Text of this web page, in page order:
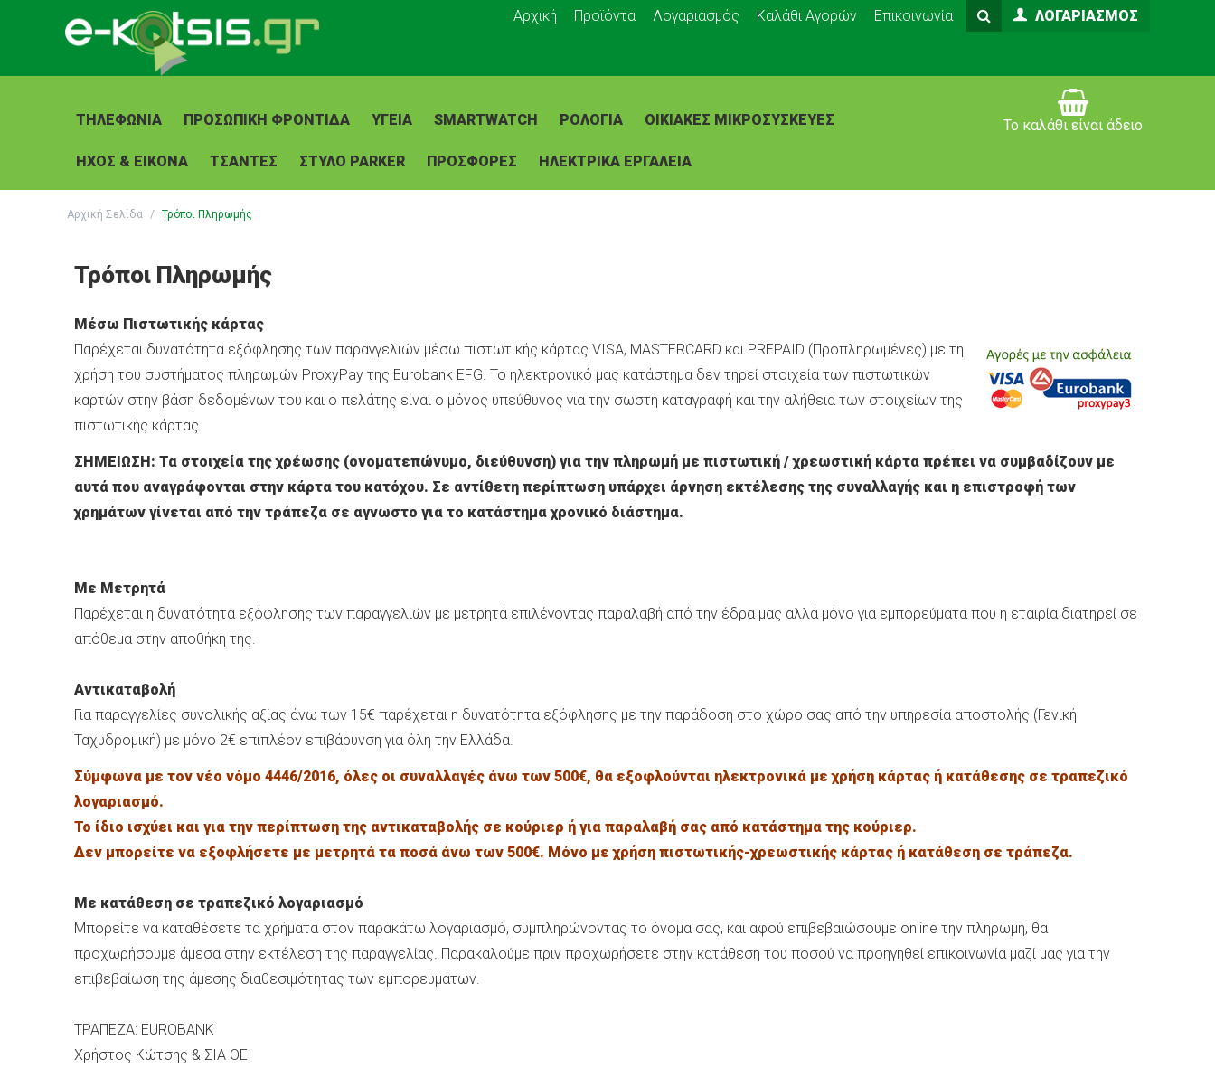
ΛΟΓΑΡΙΑΣΜΌΣ
Αρχική Προϊόντα Λογαριασμός Καλάθι Αγορών Επικοινωνία
ΤΗΛΕΦΩΝΊΑ ΠΡΟΣΩΠΙΚΉ ΦΡΟΝΤΊΔΑ ΥΓΕΊΑ SMARTWATCH ΡΟΛΌΓΙΑ ΟΙΚΙΑΚΈΣ ΜΙΚΡΟΣΥΣΚΕΥΈΣ
ΉΧΟΣ & ΕΙΚΌΝΑ ΤΣΆΝΤΕΣ ΣΤΥΛΟ PARKER ΠΡΟΣΦΟΡΕΣ ΗΛΕΚΤΡΙΚΑ ΕΡΓΑΛΕΙΑ
Το καλάθι είναι άδειο
Αρχική Σελίδα / Τρόποι Πληρωμής
Τρόποι Πληρωμής
Μέσω Πιστωτικής κάρτας
Παρέχεται δυνατότητα εξόφλησης των παραγγελιών μέσω πιστωτικής κάρτας VISA, MASTERCARD και PREPAID (Προπληρωμένες) με τη
χρήση του συστήματος πληρωμών ProxyPay της Eurobank EFG. Το ηλεκτρονικό μας κατάστημα δεν τηρεί στοιχεία των πιστωτικών
καρτών στην βάση δεδομένων του και ο πελάτης είναι ο μόνος υπεύθυνος για την σωστή καταγραφή και την αλήθεια των στοιχείων της
πιστωτικής κάρτας.
ΣΗΜΕΙΩΣΗ: Τα στοιχεία της χρέωσης (ονοματεπώνυμο, διεύθυνση) για την πληρωμή με πιστωτική / χρεωστική κάρτα πρέπει να συμβαδίζουν με
αυτά που αναγράφονται στην κάρτα του κατόχου. Σε αντίθετη περίπτωση υπάρχει άρνηση εκτέλεσης της συναλλαγής και η επιστροφή των
χρημάτων γίνεται από την τράπεζα σε αγνωστο για το κατάστημα χρονικό διάστημα.
Με Μετρητά
Παρέχεται η δυνατότητα εξόφλησης των παραγγελιών με μετρητά επιλέγοντας παραλαβή από την έδρα μας αλλά μόνο για εμπορεύματα που η εταιρία διατηρεί σε
απόθεμα στην αποθήκη της.
Αντικαταβολή
Για παραγγελίες συνολικής αξίας άνω των 15€ παρέχεται η δυνατότητα εξόφλησης με την παράδοση στο χώρο σας από την υπηρεσία αποστολής (Γενική
Ταχυδρομική) με μόνο 2€ επιπλέον επιβάρυνση για όλη την Ελλάδα.
Σύμφωνα με τον νέο νόμο 4446/2016, όλες οι συναλλαγές άνω των 500€, θα εξοφλούνται ηλεκτρονικά με χρήση κάρτας ή κατάθεσης σε τραπεζικό
λογαριασμό.
Το ίδιο ισχύει και για την περίπτωση της αντικαταβολής σε κούριερ ή για παραλαβή σας από κατάστημα της κούριερ.
Δεν μπορείτε να εξοφλήσετε με μετρητά τα ποσά άνω των 500€. Μόνο με χρήση πιστωτικής-χρεωστικής κάρτας ή κατάθεση σε τράπεζα.
Με κατάθεση σε τραπεζικό λογαριασμό
Μπορείτε να καταθέσετε τα χρήματα στον παρακάτω λογαριασμό, συμπληρώνοντας το όνομα σας, και αφού επιβεβαιώσουμε online την πληρωμή, θα
προχωρήσουμε άμεσα στην εκτέλεση της παραγγελίας. Παρακαλούμε πριν προχωρήσετε στην κατάθεση του ποσού να προηγηθεί επικοινωνία μαζί μας για την
επιβεβαίωση της άμεσης διαθεσιμότητας των εμπορευμάτων.
ΤΡΑΠΕΖΑ: EUROBANK
Χρήστος Κώτσης & ΣΙΑ ΟΕ